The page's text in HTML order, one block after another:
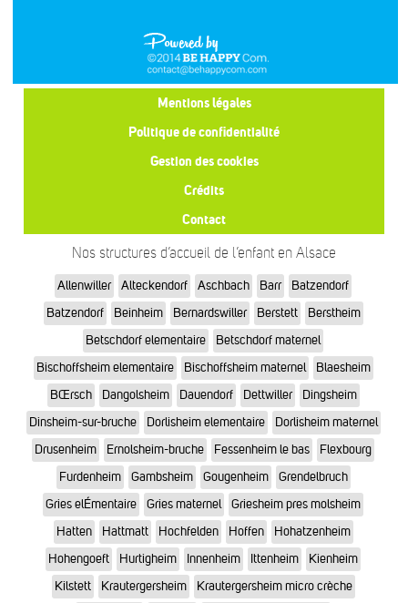
Mentions légales
Politique de confidentialité
Gestion des cookies
Crédits
Contact
Nos structures d’accueil de l’enfant en Alsace
Allenwiller Alteckendorf Aschbach Barr
Batzendorf
Batzendorf
Beinheim Bernardswiller Berstett
Berstheim
Betschdorf elementaire
Betschdorf maternel
Bischoffsheim elementaire
Bischoffsheim maternel
Blaesheim
BŒrsch
Dangolsheim Dauendorf Dettwiller
Dingsheim
Dinsheim-sur-bruche
Dorlisheim elementaire
Dorlisheim maternel
Drusenheim
Ernolsheim-bruche Fessenheim le bas
Flexbourg
Furdenheim
Gambsheim Gougenheim
Grendelbruch
Gries elÉmentaire
Gries maternel
Griesheim pres molsheim
Hatten
Hattmatt Hochfelden Hoffen
Hohatzenheim
Hohengoeft
Hurtigheim Innenheim Ittenheim
Kienheim
Kilstett
Krautergersheim Krautergersheim micro crèche